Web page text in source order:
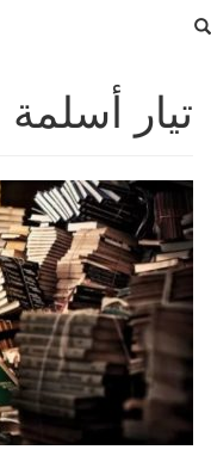
تيار